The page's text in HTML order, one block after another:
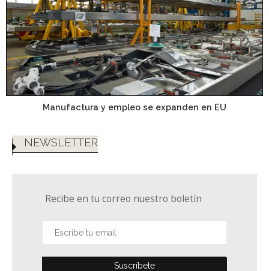
Manufactura y empleo se expanden en EU
NEWSLETTER
Recibe en tu correo nuestro boletín